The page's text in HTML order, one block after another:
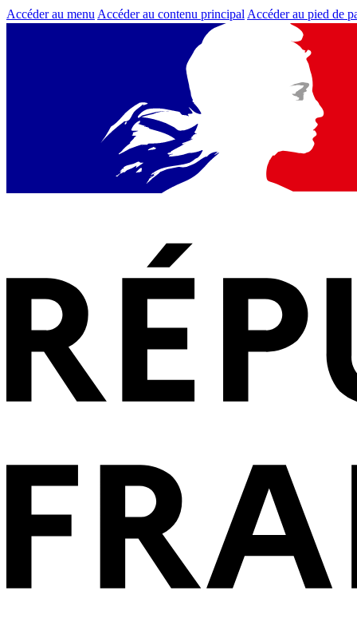
Accéder au menu Accéder au contenu principal Accéder au pied de